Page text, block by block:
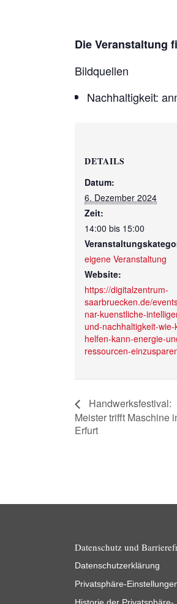
Die Veranstaltung
Bildquellen
Nachhaltigkeit:
DETAILS
Datum:
6. Dezember 2024
Zeit:
14:00 bis 15:00
eigene Veranstaltung
Website:
https://digitalzentrum-
saarbruecken.de/
nar-kuenstliche-
und-nachhaltigkeit-wie-
helfen-kann-energie-
ressourcen-
Handwerksfestival:
Meister trifft Maschine
Erfurt
Datenschutz und
Datenschutzerklärung
Privatsphäre-
Historie der Privatsphäre-